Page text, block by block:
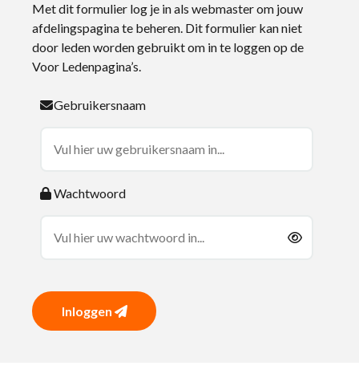
Met dit formulier log je in als webmaster om jouw
afdelingspagina te beheren. Dit formulier kan niet
door leden worden gebruikt om in te loggen op de
Voor Ledenpagina’s.
Gebruikersnaam
Wachtwoord
Inloggen